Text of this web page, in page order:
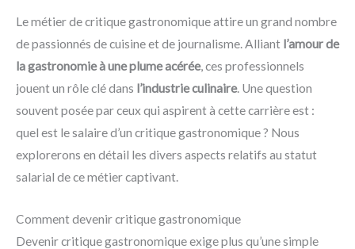
Le métier de critique gastronomique attire un grand nombre
de passionnés de cuisine et de journalisme. Alliant l’amour de
la gastronomie à une plume acérée, ces professionnels
jouent un rôle clé dans l’industrie culinaire. Une question
souvent posée par ceux qui aspirent à cette carrière est :
quel est le salaire d’un critique gastronomique ? Nous
explorerons en détail les divers aspects relatifs au statut
salarial de ce métier captivant.
Comment devenir critique gastronomique
Devenir critique gastronomique exige plus qu’une simple